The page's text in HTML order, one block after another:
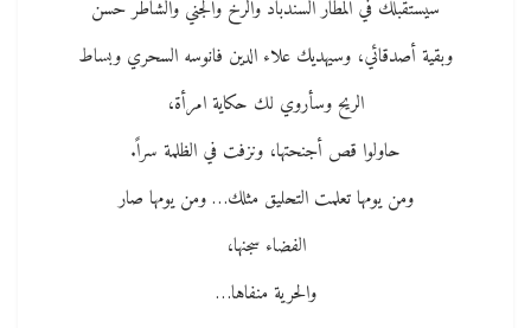
سيستقبلك في المطار السندباد والرخ والجنّي والشاطر حسن
وبقية أصدقائي، وسيهديك علاء الدين فانوسه السحري وبساط
الريح وسأروي لك حكاية امرأة،
حاولوا قص أجنحتها، ونزفت في الظلمة سراً.
ومن يومها تعلمت التحليق مثلك… ومن يومها صار
الفضاء سجنها،
والحرية منفاها…